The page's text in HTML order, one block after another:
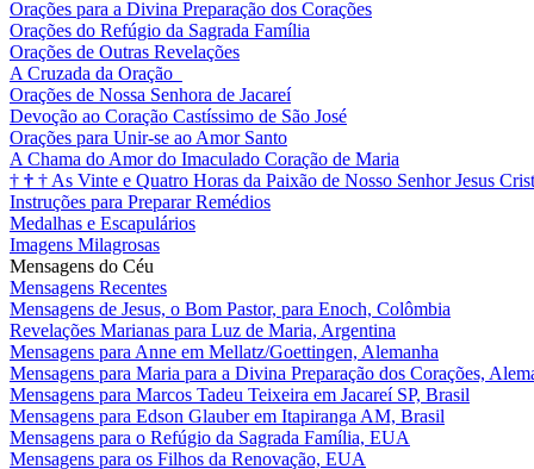
Orações para a Divina Preparação dos Corações
Orações do Refúgio da Sagrada Família
Orações de Outras Revelações
A Cruzada da Oração
Orações de Nossa Senhora de Jacareí
Devoção ao Coração Castíssimo de São José
Orações para Unir-se ao Amor Santo
A Chama do Amor do Imaculado Coração de Maria
† † † As Vinte e Quatro Horas da Paixão de Nosso Senhor Jesus
Instruções para Preparar Remédios
Medalhas e Escapulários
Imagens Milagrosas
Mensagens do Céu
Mensagens Recentes
Mensagens de Jesus, o Bom Pastor, para Enoch, Colômbia
Revelações Marianas para Luz de Maria, Argentina
Mensagens para Anne em Mellatz/Goettingen, Alemanha
Mensagens para Maria para a Divina Preparação dos Corações,
Mensagens para Marcos Tadeu Teixeira em Jacareí SP, Brasil
Mensagens para Edson Glauber em Itapiranga AM, Brasil
Mensagens para o Refúgio da Sagrada Família, EUA
Mensagens para os Filhos da Renovação, EUA